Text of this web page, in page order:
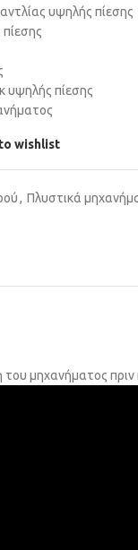
υψηλής πίεσης
υψηλής πίεσης
wishlist
, Πλυστικά
μηχανήματος πριν